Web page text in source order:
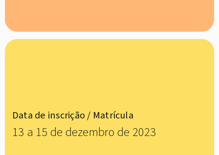
Data de inscrição / Matrícula
13 a 15 de dezembro de 2023